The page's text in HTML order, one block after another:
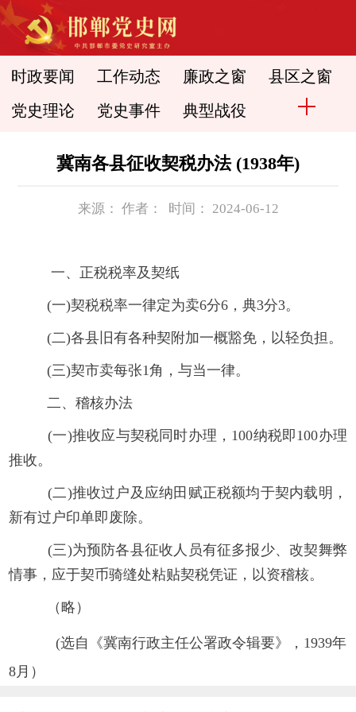
时政要闻 工作动态 廉政之窗 县区之窗
党史理论 党史事件 典型战役
冀南各县征收契税办法 (1938年)
来源： 作者： 时间： 2024-06-12
一、正税税率及契纸
(一)契税税率一律定为卖6分6，典3分3。
(二)各县旧有各种契附加一概豁免，以轻负担。
(三)契市卖每张1角，与当一律。
二、稽核办法
(一)推收应与契税同时办理，100纳税即100办理
推收。
(二)推收过户及应纳田赋正税额均于契内载明，
新有过户印单即废除。
(三)为预防各县征收人员有征多报少、改契舞弊
情事，应于契币骑缝处粘贴契税凭证，以资稽核。
（略）
(选自《冀南行政主任公署政令辑要》，1939年
8月）